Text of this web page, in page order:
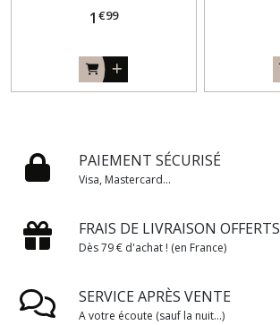
1 €99
PAIEMENT SÉCURISÉ
Visa, Mastercard...
FRAIS DE LIVRAISON OFFERTS
Dès 79 € d'achat ! (en France)
SERVICE APRÈS VENTE
A votre écoute (sauf la nuit...)